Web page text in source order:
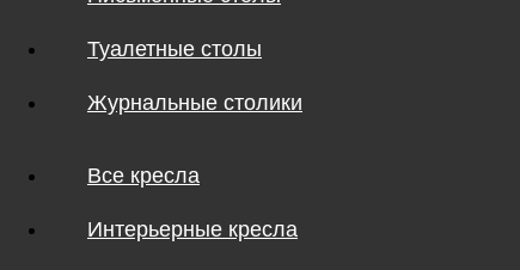
Туалетные столы
Журнальные столики
Все кресла
Интерьерные кресла